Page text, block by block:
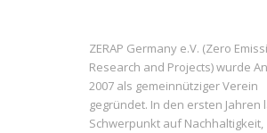
ZERAP Germany e.V. (Zero
Research and Projects) wurde
2007 als gemeinnütziger Verein
gegründet. In den ersten Jahren
Schwerpunkt auf Nachhaltigkeit,